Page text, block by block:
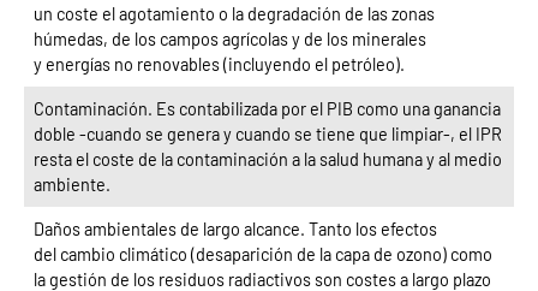
un coste el agotamiento o la degradación de las zonas
húmedas, de los campos agrícolas y de los minerales
y energías no renovables (incluyendo el petróleo).
Contaminación. Es contabilizada por el PIB como una ganancia
doble -cuando se genera y cuando se tiene que limpiar-, el IPR
resta el coste de la contaminación a la salud humana y al medio
ambiente.
Daños ambientales de largo alcance. Tanto los efectos
del cambio climático (desaparición de la capa de ozono) como
la gestión de los residuos radiactivos son costes a largo plazo